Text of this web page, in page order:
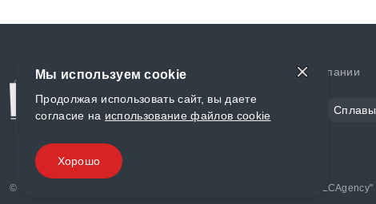
Доставка и оплата О компании
Цветной металл Сплавы
© «World Metall» 2025, Разработка и комплексное продвижение " LCAgency"
Мы используем cookie
Продолжая использовать сайт, вы даете
согласие на использование файлов cookie
Хорошо